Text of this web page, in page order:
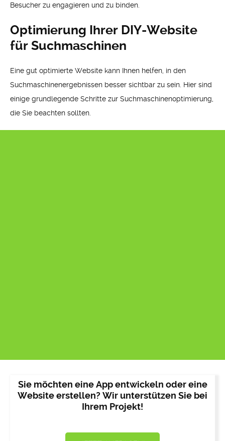
Besucher zu engagieren und zu binden.
Optimierung Ihrer DIY-Website
für Suchmaschinen
Eine gut optimierte Website kann Ihnen helfen, in den
Suchmaschinenergebnissen besser sichtbar zu sein. Hier sind
einige grundlegende Schritte zur Suchmaschinenoptimierung,
die Sie beachten sollten.
Sie möchten eine App entwickeln oder eine
Website erstellen? Wir unterstützen Sie bei
Ihrem Projekt!